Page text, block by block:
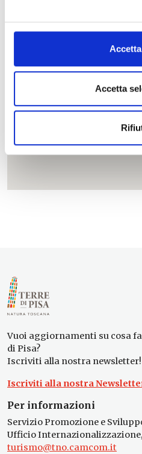
Accetta
Vuoi aggiornamenti su cosa
di Pisa?
Iscriviti alla nostra
Iscriviti alla nostra
Per informazioni
Servizio Promozione e
Ufficio
turismo@tno.camcom.it